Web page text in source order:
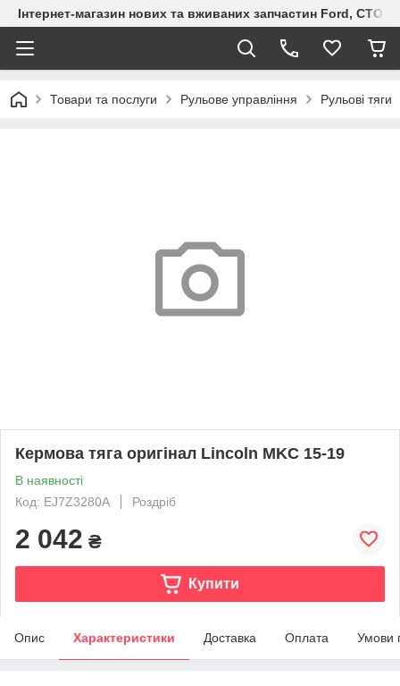
Інтернет-магазин нових та вживаних запчастин Ford, СТО
Товари та послуги Рульове управління Рульові тяги
Кермова тяга оригінал Lincoln MKC 15-19
В наявності
Код: EJ7Z3280A
Роздріб
2 042 ₴
Купити
Опис Характеристики Доставка Оплата Умови